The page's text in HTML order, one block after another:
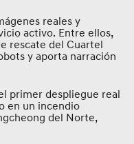
reales y
activo. Entre ellos,
rescate del Cuartel
y aporta narración
primer despliegue real
en un incendio
del Norte,